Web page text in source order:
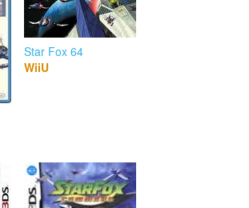
Star Fox 64
WiiU